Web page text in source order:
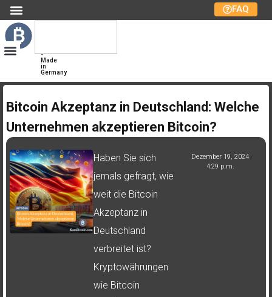
FAQ
-
Made
in
Germany
Bitcoin Akzeptanz in Deutschland: Welche
Unternehmen akzeptieren Bitcoin?
Haben Sie sich
jemals gefragt, wie
weit die Bitcoin
Akzeptanz in
Deutschland
verbreitet ist?
Kryptowährungen
wie Bitcoin
Dezember 19, 2024
4:29 p.m.